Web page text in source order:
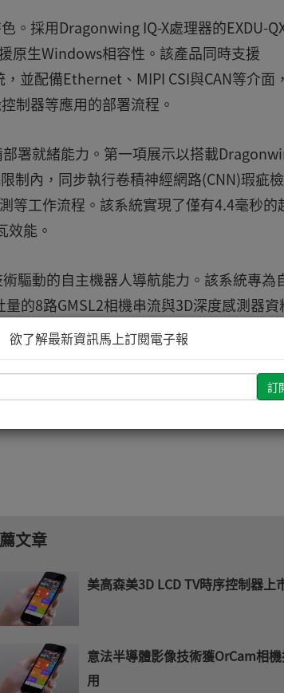
。採用Dragonwing IQ-X處理器的EXDU-
原生Windows相容性。該產品同時支援
並配備Ethernet、MIPI CSI與CAN等介面
制器等應用的部署流程。
署就緒能力。第一項展示以搭載
制內，同步執行卷積神經網路(CNN)瑕疵檢
等工作流程。該系統實現了僅有4.4毫秒的
效能。
驅動的自主機器人導航能力。該系統專為
的8路GMSL2相機串流與3D深度感測器資
能力。
位(南港展覽館1館1樓K入口，編號：
文章
美高森美3D LCD TV時序控制器上
意法半導體影像技術獲OrCam相
用
欲了解最新資訊馬上訂閱電子報
輸
您